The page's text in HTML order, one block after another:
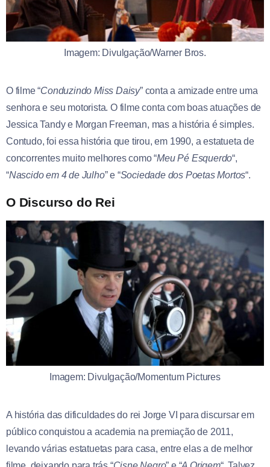
Imagem: Divulgação/Warner Bros.
O filme “Conduzindo Miss Daisy” conta a amizade entre uma
senhora e seu motorista. O filme conta com boas atuações de
Jessica Tandy e Morgan Freeman, mas a história é simples.
Contudo, foi essa história que tirou, em 1990, a estatueta de
concorrentes muito melhores como “Meu Pé Esquerdo“,
“Nascido em 4 de Julho” e “Sociedade dos Poetas Mortos“.
O Discurso do Rei
Imagem: Divulgação/Momentum Pictures
A história das dificuldades do rei Jorge VI para discursar em
público conquistou a academia na premiação de 2011,
levando várias estatuetas para casa, entre elas a de melhor